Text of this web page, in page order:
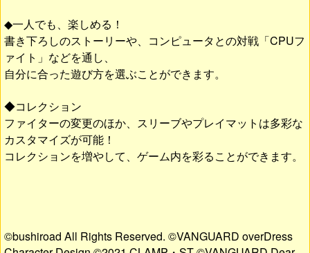
◆一人でも、楽しめる！
書き下ろしのストーリーや、コンピュータとの対戦「CPUフ
ァイト」などを通し、
自分に合った遊び方を選ぶことができます。
◆コレクション
ファイターの変更のほか、スリーブやプレイマットは多彩な
カスタマイズが可能！
コレクションを増やして、ゲーム内を彩ることができます。
©bushiroad All Rights Reserved. ©VANGUARD overDress